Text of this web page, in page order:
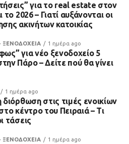
για το real estate στον
το 2026 – Γιατί αυξάνονται οι
ακινήτων κατοικίας
ΞΕΝΟΔΟΧΕΙΑ 1 ημέρα ago
για νέο ξενοδοχείο 5
Πάρο – Δείτε πού θα γίνει
1 ημέρα ago
διόρθωση στις τιμές ενοικίων
κέντρο του Πειραιά – Τι
τάσεις
ΞΕΝΟΔΟΧΕΙΑ 1 ημέρα ago